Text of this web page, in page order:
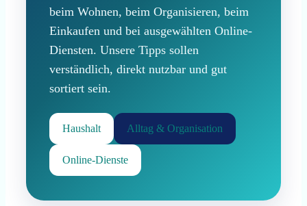
beim Wohnen, beim Organisieren, beim
Einkaufen und bei ausgewählten Online-
Diensten. Unsere Tipps sollen
verständlich, direkt nutzbar und gut
sortiert sein.
Haushalt Alltag & Organisation
Online-Dienste